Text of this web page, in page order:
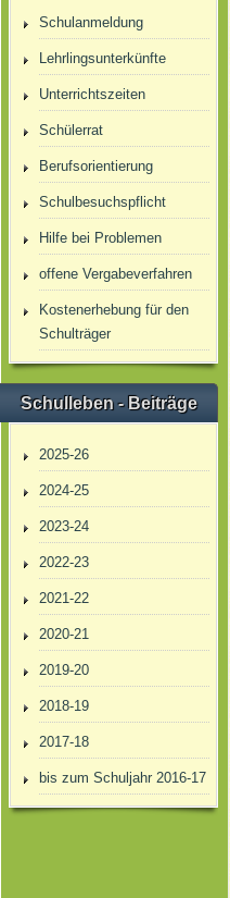
Schulanmeldung
Lehrlingsunterkünfte
Unterrichtszeiten
Schülerrat
Berufsorientierung
Schulbesuchspflicht
Hilfe bei Problemen
offene Vergabeverfahren
Kostenerhebung für den
Schulträger
Schulleben - Beiträge
2025-26
2024-25
2023-24
2022-23
2021-22
2020-21
2019-20
2018-19
2017-18
bis zum Schuljahr 2016-17